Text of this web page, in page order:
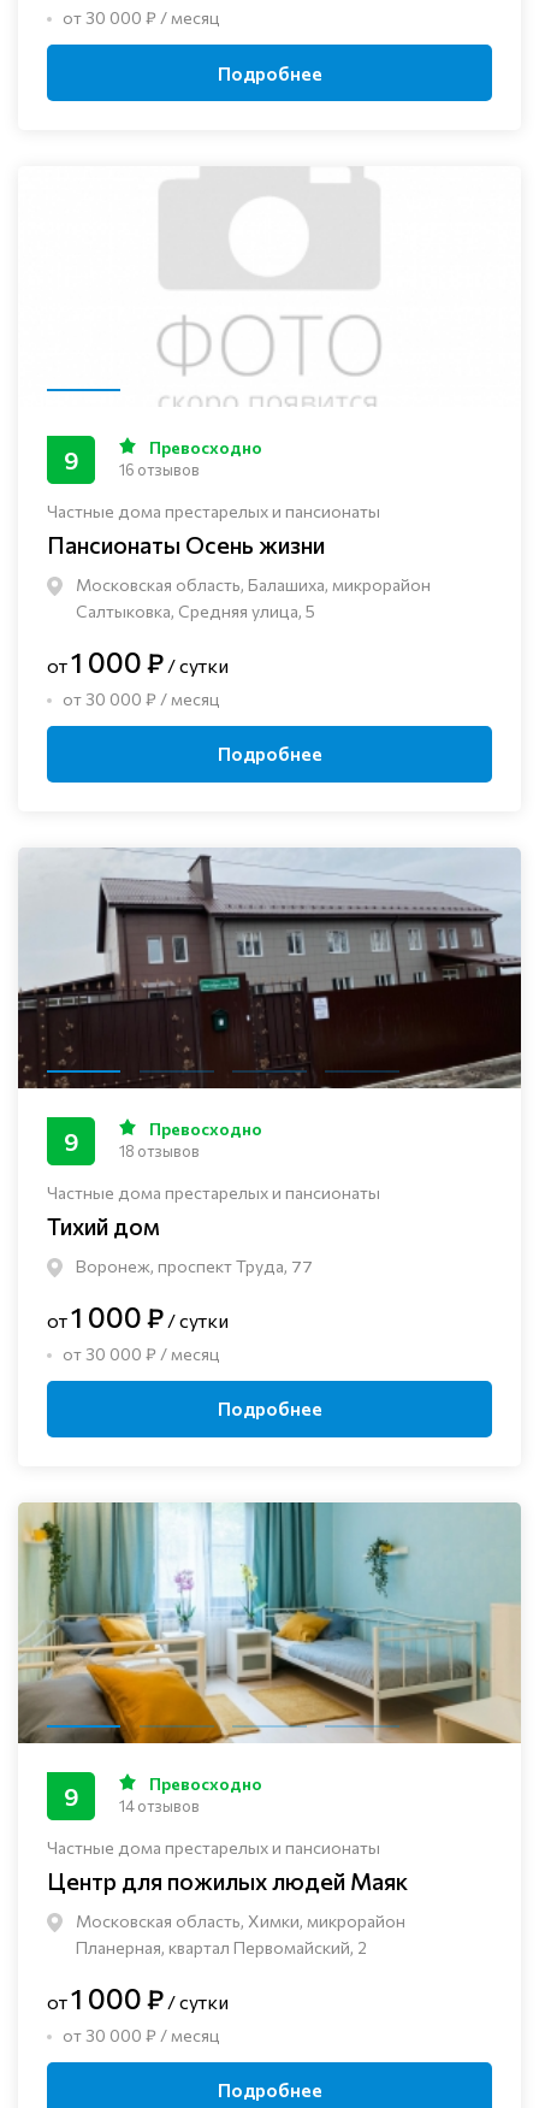
от 30 000 ₽ / месяц
Подробнее
Частные дома престарелых и пансионаты
Пансионаты Осень жизни
Московская область, Балашиха, микрорайон
Салтыковка, Средняя улица, 5
9 Превосходно
16 отзывов
от1 000 ₽ / сутки
от 30 000 ₽ / месяц
Подробнее
Частные дома престарелых и пансионаты
Тихий дом
Воронеж, проспект Труда, 77
9 Превосходно
18 отзывов
от1 000 ₽ / сутки
от 30 000 ₽ / месяц
Подробнее
Частные дома престарелых и пансионаты
Центр для пожилых людей Маяк
Московская область, Химки, микрорайон
Планерная, квартал Первомайский, 2
9 Превосходно
14 отзывов
от1 000 ₽ / сутки
от 30 000 ₽ / месяц
Подробнее